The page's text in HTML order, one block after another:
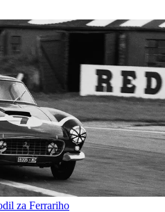
za Ferrariho